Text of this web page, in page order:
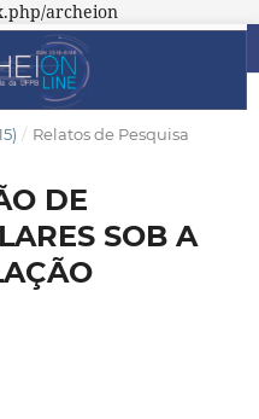
archeion
/ Relatos de Pesquisa
DE
SOB A